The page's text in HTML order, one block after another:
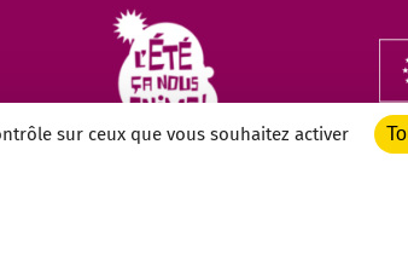
sur ceux que vous souhaitez activer